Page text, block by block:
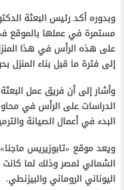
وبدوره أكد رئيس البعثة
مستمرة في عملها بالموقع
على هذه الرأس في هذا
إلى فترة ما قبل بناء المنزل بحوالي
وأشار إلى أن فريق عمل
الدراسات على الرأس في
البدء في أعمال الصيانة
ويعد موقع «تابوزيريس
الشمالي لمصر وذلك لما
اليوناني الروماني والبيزنطي.